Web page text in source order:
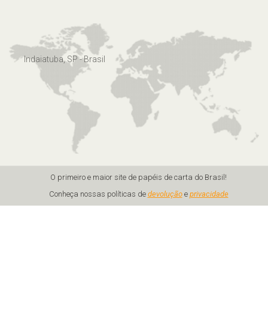
Indaiatuba, SP - Brasil
O primeiro e maior site de papéis de carta do Brasil!
Conheça nossas políticas de devoluçãoe privacidade